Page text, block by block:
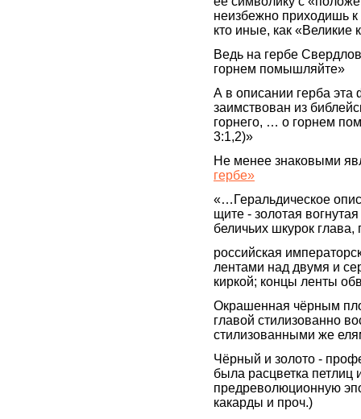
неизбежно приходишь
кто иные, как
Ведь на гербе
горнем помышляйте»
А в описании герба
заимствован из
горнего, … о горнем
3:1,2)»
Не менее знаковыми
гербе»
«…Геральдическое
щите - золотая
беличьих шкурок глава,
российская
лентами над двумя и
киркой; концы ленты
Окрашенная чёрным
главой стилизованно
стилизованными же
Чёрный и золото -
была расцветка
предреволюционную
какарды и проч.)